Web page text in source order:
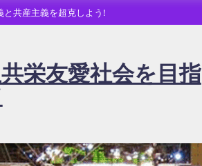
と共産主義を超克しよう!
栄友愛社会を目指